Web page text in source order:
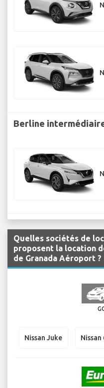
Berline
Quelles sociétés de
proposent la location
de Granada Aéroport ?
Nissan Juke Nissan